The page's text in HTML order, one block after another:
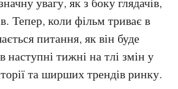
увагу, як з боку глядачів,
Тепер, коли фільм триває в
питання, як він буде
наступні тижні на тлі змін у
та ширших трендів ринку.